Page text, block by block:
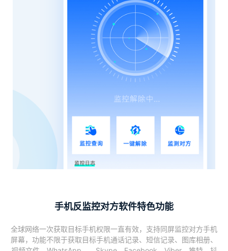
手机反监控对方软件特色功能
全球网络一次获取目标手机权限一直有效，支持同屏监控对方手机
屏幕，功能不限于获取目标手机通话记录、短信记录、图库相册、